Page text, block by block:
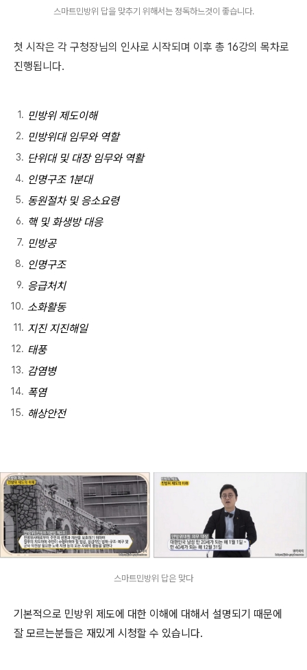
스마트민방위 답을 맞추기 위해서는 정독하느것이 좋습니다.
첫 시작은 각 구청장님의 인사로 시작되며 이후 총 16강의 목차로
진행됩니다.
민방위 제도이해
민방위대 임무와 역할
단위대 및 대장 임무와 역활
인명구조 1분대
동원절차 및 응소요령
핵 및 화생방 대응
민방공
인명구조
응급처치
소화활동
지진 지진해일
태풍
감염병
폭염
해상안전
스마트민방위 답은 맞다
기본적으로 민방위 제도에 대한 이해에 대해서 설명되기 때문에
잘 모르는분들은 재밌게 시청할 수 있습니다.